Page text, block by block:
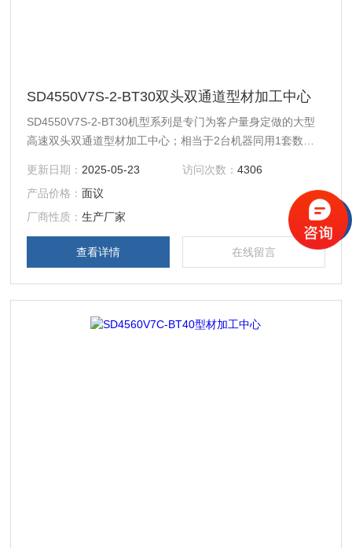
SD4550V7S-2-BT30双头双通道型材加工中心
SD4550V7S-2-BT30机型系列是专门为客户量身定做的大型
高速双头双通道型材加工中心；相当于2台机器同用1套数控
同时加工一样的工件；Y1Y2轴可同时前后运动也可单独前后
运动，X1X2轴机头可同时左右运动也可单独左右运动，Z1Z2
轴主轴可同时上下运动也可单独上下运动；加工超长工件时可
前后工件错开位置同时加工，实现一台两用的功能。
更新日期： 2025-05-23 访问次数： 4306
产品价格：面议
厂商性质：生产厂家
查看详情 在线留言